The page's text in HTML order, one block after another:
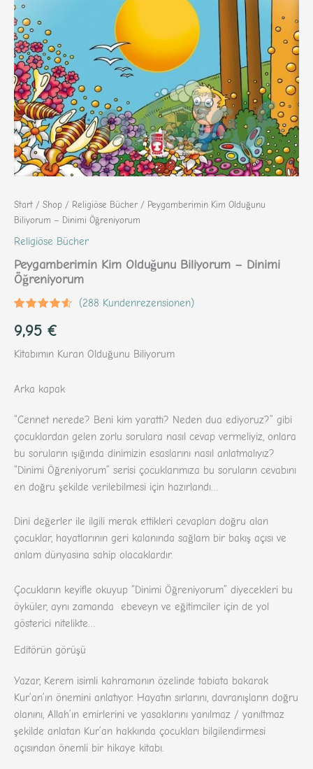
Start / Shop / Religiöse Bücher / Peygamberimin Kim Olduğunu
Biliyorum – Dinimi Öğreniyorum
Religiöse Bücher
Peygamberimin Kim Olduğunu Biliyorum – Dinimi
Öğreniyorum
mit4.36
von 5,
auf
(288 Kundenrezensionen)
9,95 €
Kitabımın Kuran Olduğunu Biliyorum
Arka kapak
“Cennet nerede? Beni kim yarattı? Neden dua ediyoruz?” gibi
çocuklardan gelen zorlu sorulara nasıl cevap vermeliyiz, onlara
bu soruların ışığında dinimizin esaslarını nasıl anlatmalıyız?
“Dinimi Öğreniyorum” serisi çocuklarımıza bu soruların cevabını
en doğru şekilde verilebilmesi için hazırlandı…
Dini değerler ile ilgili merak ettikleri cevapları doğru alan
çocuklar, hayatlarının geri kalanında sağlam bir bakış açısı ve
anlam dünyasına sahip olacaklardır.
Çocukların keyifle okuyup “Dinimi Öğreniyorum” diyecekleri bu
öyküler, aynı zamanda ebeveyn ve eğitimciler için de yol
gösterici nitelikte…
Editörün görüşü
Yazar, Kerem isimli kahramanın özelinde tabiata bakarak
Kur’an’ın önemini anlatıyor. Hayatın sırlarını, davranışların doğru
olanını, Allah’ın emirlerini ve yasaklarını yanılmaz / yanıltmaz
şekilde anlatan Kur’an hakkında çocukları bilgilendirmesi
açısından önemli bir hikaye kitabı.